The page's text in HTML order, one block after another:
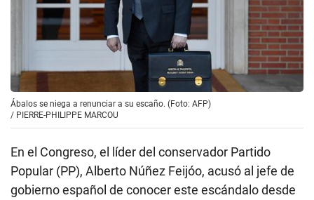
Ábalos se niega a renunciar a su escaño. (Foto: AFP)
/ PIERRE-PHILIPPE MARCOU
En el Congreso, el líder del conservador Partido
Popular (PP), Alberto Núñez Feijóo, acusó al jefe de
gobierno español de conocer este escándalo desde